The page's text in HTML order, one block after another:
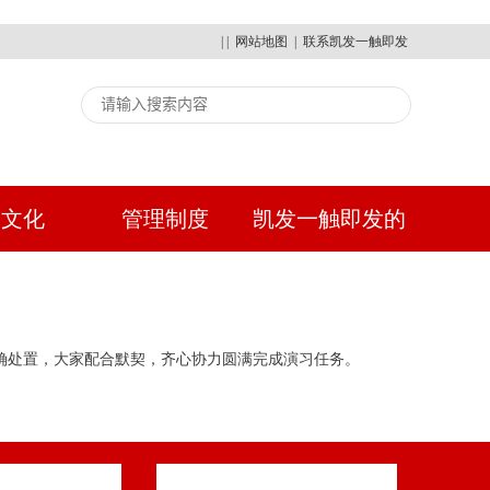
网站地图 联系凯发一触即发
化 管理制度 凯发一触即发的
置，大家配合默契，齐心协力圆满完成演习任务。